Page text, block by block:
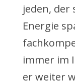
jeden, der
Energie
immer im
er weiter